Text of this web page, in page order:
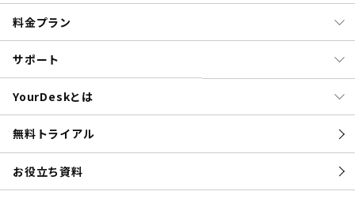
料金プラン
サポート
YourDeskとは
無料トライアル
お役立ち資料